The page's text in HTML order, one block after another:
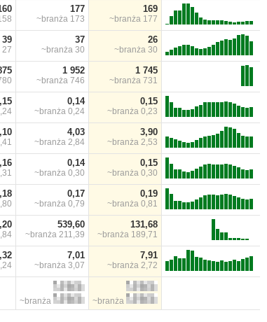
177
~branża 173
169
~branża 177
39
27
37
~branża 30
26
~branża 30
1 952
~branża 746
1 745
~branża 731
0,14
~branża 0,24
0,15
~branża 0,23
4,03
~branża 2,84
3,90
~branża 2,53
0,14
~branża 0,30
0,15
~branża 0,30
0,17
~branża 0,79
0,19
~branża 0,81
539,60
~branża 211,39
131,68
~branża 189,71
7,01
~branża 3,07
7,91
~branża 2,72
~branża ~branża